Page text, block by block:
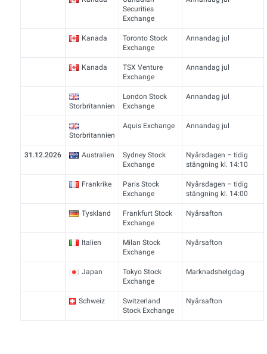
Securities
Exchange
Kanada
Toronto Stock
Exchange
Annandag jul
Kanada
TSX Venture
Exchange
Annandag jul
Storbritannien
London Stock
Exchange
Annandag jul
Storbritannien
Aquis Exchange Annandag jul
31.12.2026 Australien
Sydney Stock
Exchange
Nyårsdagen – tidig
stängning kl. 14:10
Frankrike
Paris Stock
Exchange
Nyårsdagen – tidig
stängning kl. 14:00
Tyskland
Frankfurt Stock
Exchange
Nyårsafton
Italien
Milan Stock
Exchange
Nyårsafton
Japan
Tokyo Stock
Exchange
Marknadshelgdag
Schweiz
Switzerland
Stock Exchange
Nyårsafton